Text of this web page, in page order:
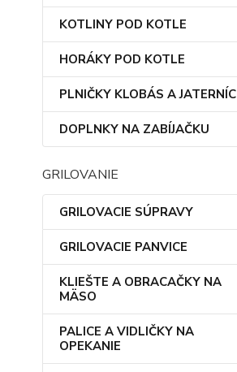
KOTLINY POD KOTLE
HORÁKY POD KOTLE
PLNIČKY KLOBÁS A JATERNÍC
DOPLNKY NA ZABÍJAČKU
GRILOVANIE
GRILOVACIE SÚPRAVY
GRILOVACIE PANVICE
KLIEŠTE A OBRACAČKY NA
MÄSO
PALICE A VIDLIČKY NA
OPEKANIE